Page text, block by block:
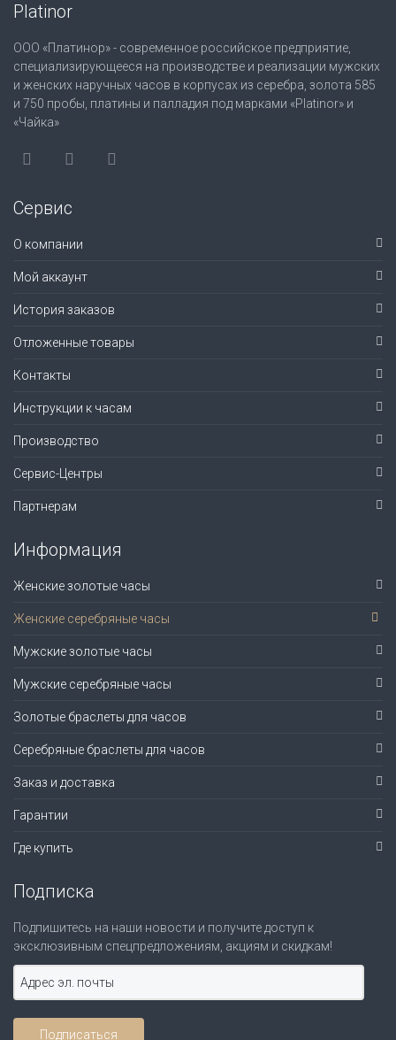
Platinor
ООО «Платинор» - современное российское предприятие,
специализирующееся на производстве и реализации мужских
и женских наручных часов в корпусах из серебра, золота 585
и 750 пробы, платины и палладия под марками «Platinor» и
«Чайка»
Сервис
О компании
Мой аккаунт
История заказов
Отложенные товары
Контакты
Инструкции к часам
Производство
Сервис-Центры
Партнерам
Информация
Женские золотые часы
Женские серебряные часы
Мужские золотые часы
Мужские серебряные часы
Золотые браслеты для часов
Серебряные браслеты для часов
Заказ и доставка
Гарантии
Где купить
Подписка
Подпишитесь на наши новости и получите доступ к
эксклюзивным спецпредложениям, акциям и скидкам!